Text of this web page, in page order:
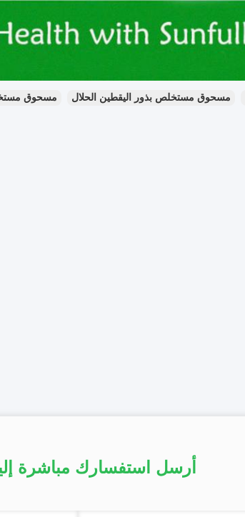
مسحوق مستخلص بذور اليقطين الحلال مسحوق مستخلص
أرسل استفسارك مباشرة